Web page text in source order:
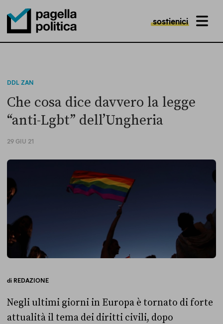
Pagella Politica Logo
sostienici MENU
DDL ZAN
Che cosa dice davvero la legge
“anti-Lgbt” dell’Ungheria
29 GIU 21
di REDAZIONE
Negli ultimi giorni in Europa è tornato di forte
attualità il tema dei diritti civili, dopo